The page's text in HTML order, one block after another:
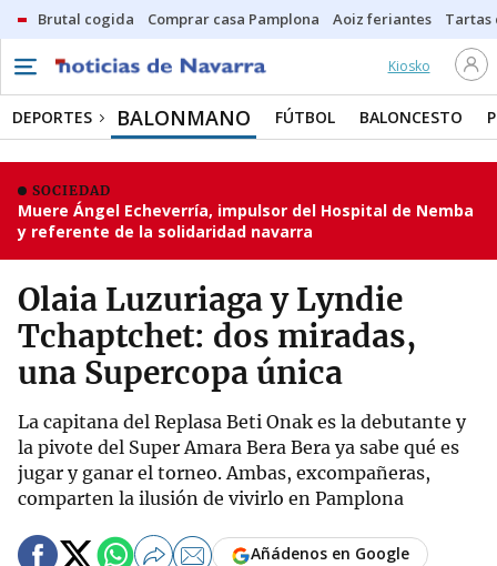
Brutal cogida Comprar casa Pamplona Aoiz feriantes Tartas
Kiosko
DEPORTES BALONMANO FÚTBOL BALONCESTO
SOCIEDAD
Muere Ángel Echeverría, impulsor del Hospital de Nemba
y referente de la solidaridad navarra
Olaia Luzuriaga y Lyndie
Tchaptchet: dos miradas,
una Supercopa única
La capitana del Replasa Beti Onak es la debutante y
la pivote del Super Amara Bera Bera ya sabe qué es
jugar y ganar el torneo. Ambas, excompañeras,
comparten la ilusión de vivirlo en Pamplona
Añádenos en Google